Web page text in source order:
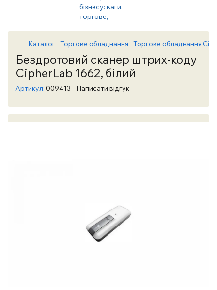
Каталог Торгове обладнання Торгове обладнання
Бездротовий сканер штрих-коду
CipherLab 1662, білий
Артикул: 009413 Написати відгук